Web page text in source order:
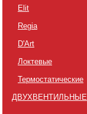
Elit
Regia
D'Art
Локтевые
Термостатические
ДВУХВЕНТИЛЬНЫЕ